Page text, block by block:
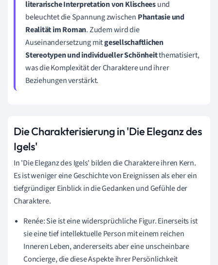
literarische Interpretation von Klischeesund
beleuchtet die Spannung zwischen Phantasie und
Realität im Roman. Zudem wird die
Auseinandersetzung mitgesellschaftlichen
Stereotypen und individueller Schönheitthematisiert,
was die Komplexität der Charaktere und ihrer
Beziehungen verstärkt.
Die Charakterisierung in 'Die Eleganz des
Igels'
In 'Die Eleganz des Igels' bilden die Charaktere ihren Kern.
Es ist weniger eine Geschichte von Ereignissen als eher ein
tiefgründiger Einblick in die Gedanken und Gefühle der
Charaktere.
Renée: Sie ist eine widersprüchliche Figur. Einerseits ist
sie eine tief intellektuelle Person mit einem reichen
Inneren Leben, andererseits aber eine unscheinbare
Concierge, die diese Aspekte ihrer Persönlichkeit